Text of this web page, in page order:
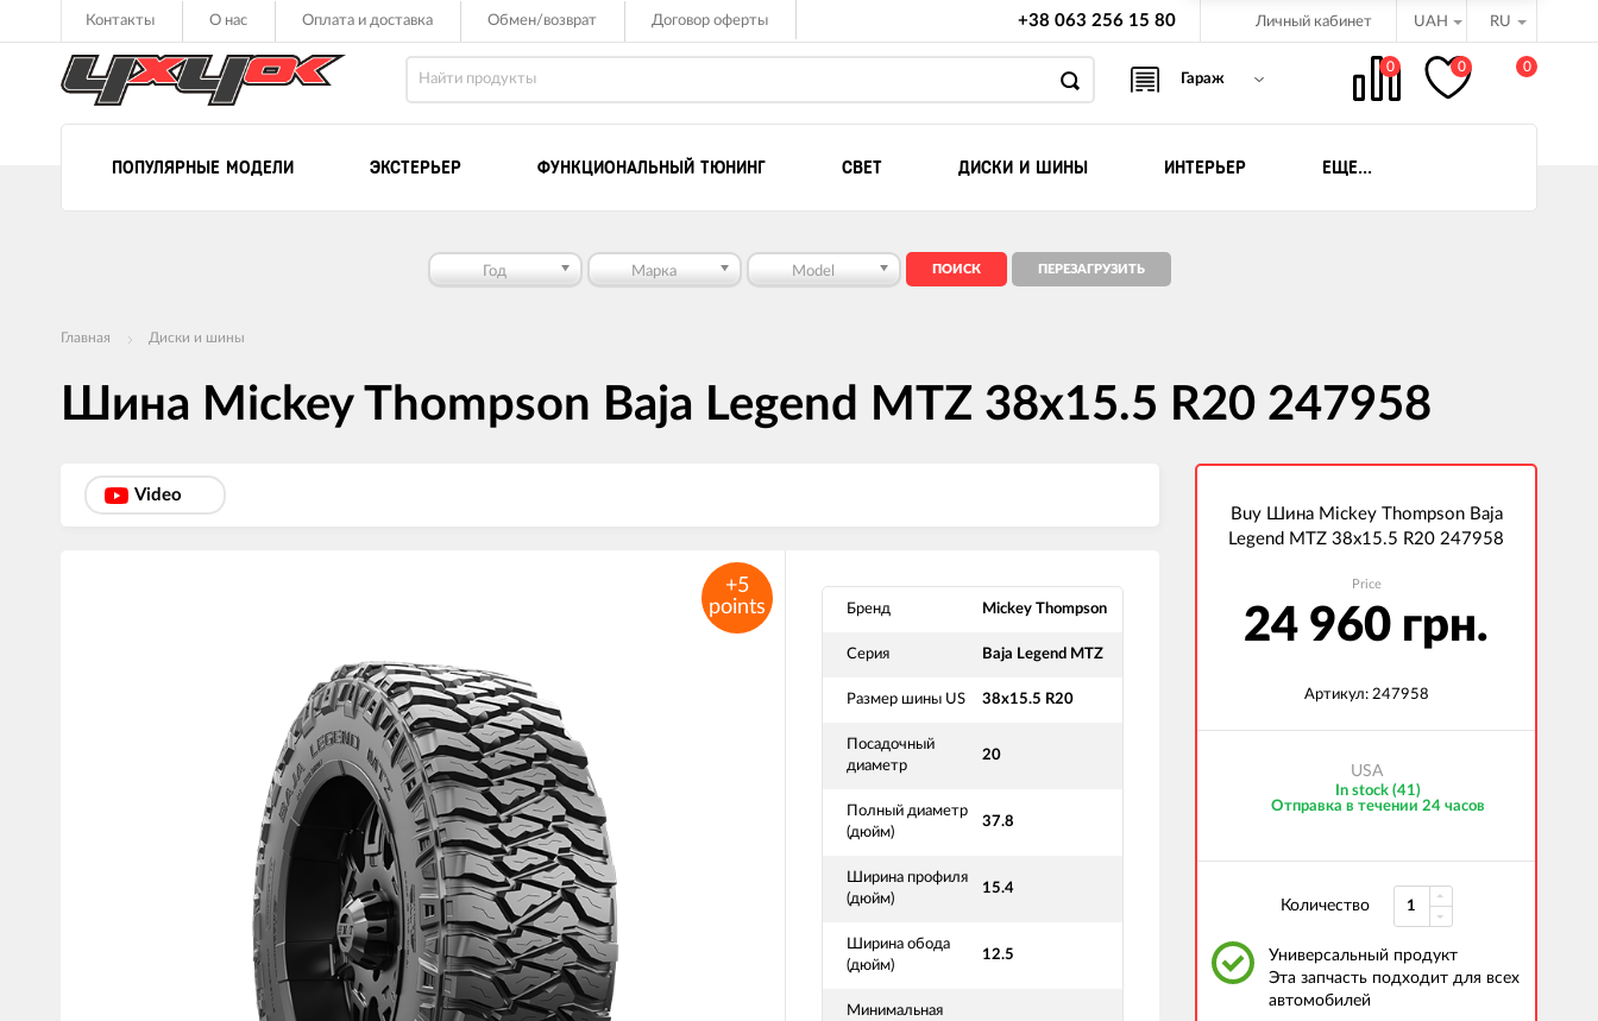
Контакты О нас Оплата и доставка Обмен/возврат Договор оферты +38 063 256 15 80 Личный кабинет UAH RU
Гараж
0 0 0
ПОПУЛЯРНЫЕ МОДЕЛИ ЭКСТЕРЬЕР ФУНКЦИОНАЛЬНЫЙ ТЮНИНГ СВЕТ ДИСКИ И ШИНЫ ИНТЕРЬЕР ЕЩЕ...
Комплекты для лебёдки
UTV
Год Марка Model
Главная Диски и шины
Шина Mickey Thompson Baja Legend MTZ 38x15.5 R20 247958
Video
+5
points
Бренд Mickey Thompson
Серия Baja Legend MTZ
Размер шины US 38x15.5 R20
Посадочный
диаметр
20
Полный диаметр
(дюйм)
37.8
Ширина профиля
(дюйм)
15.4
Ширина обода
(дюйм)
12.5
Минимальная
Buy Шина Mickey Thompson Baja
Legend MTZ 38x15.5 R20 247958
Price
24 960 грн.
Артикул: 247958
USA
In stock (41)
Отправка в течении 24 часов
Количество
Универсальный продукт
Эта запчасть подходит для всех
автомобилей